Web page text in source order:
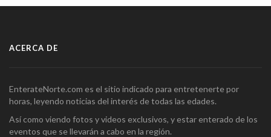
ACERCA DE
EnterateNorte.com es el sitio indicado para entretenerte por
horas, leyendo noticias del interés de todas las edades.
Así como viendo fotos y videos exclusivos, y estar enterado de los
eventos que se llevarán a cabo en la región.